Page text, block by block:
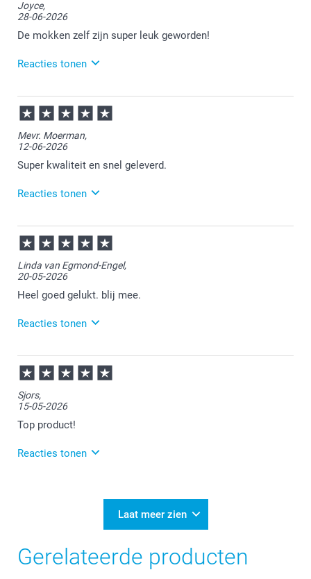
Joyce,
28-06-2026
De mokken zelf zijn super leuk geworden!
Reacties tonen
29-06-2026
14:55
Bedankt voor je review. Erg leuk om te horen dat je
de mokken naar wens hebt ontvangen. Heel veel
plezier ervan voor de ontvangers!
Mevr. Moerman,
12-06-2026
Super kwaliteit en snel geleverd.
Reacties tonen
19-06-2026
13:17
Bedankt voor je review. Heel fijn dat je tevreden bent
over de kwaliteit van de mok. Veel plezier er van!
Linda van Egmond-Engel,
20-05-2026
Heel goed gelukt. blij mee.
Reacties tonen
21-05-2026
12:02
Bedankt voor je review. Fijn om te horen dat je
plezier ervan!
Sjors,
15-05-2026
Top product!
Reacties tonen
Veel plezier van de mok!
Laat meer zien
Gerelateerde producten